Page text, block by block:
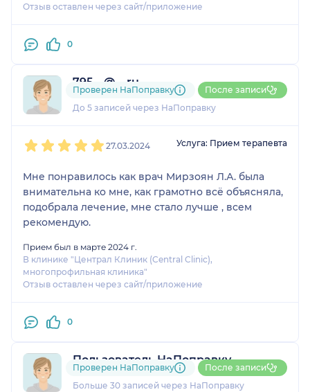
Отзыв оставлен через сайт/приложение
0
795....@....ru
1 отзыв
До 5 записей через НаПоправку
Проверен НаПоправку После записи
27.03.2024 Услуга: Прием терапевта
Мне понравилось как врач Мирзоян Л.А. была
внимательна ко мне, как грамотно всё объясняла,
подобрала лечение, мне стало лучше , всем
рекомендую.
Прием был в марте 2024 г.
В клинике "Централ Клиник (Central Clinic),
многопрофильная клиника"
Отзыв оставлен через сайт/приложение
0
Пользователь НаПоправку
3 отзыва
Больше 30 записей через НаПоправку
Проверен НаПоправку После записи